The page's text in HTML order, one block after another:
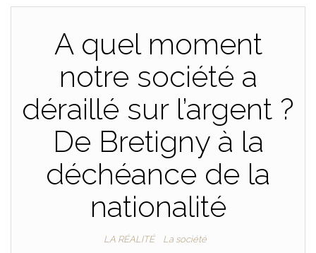
A quel moment
notre société a
déraillé sur l’argent ?
De Bretigny à la
déchéance de la
nationalité
LA RÉALITÉ La société